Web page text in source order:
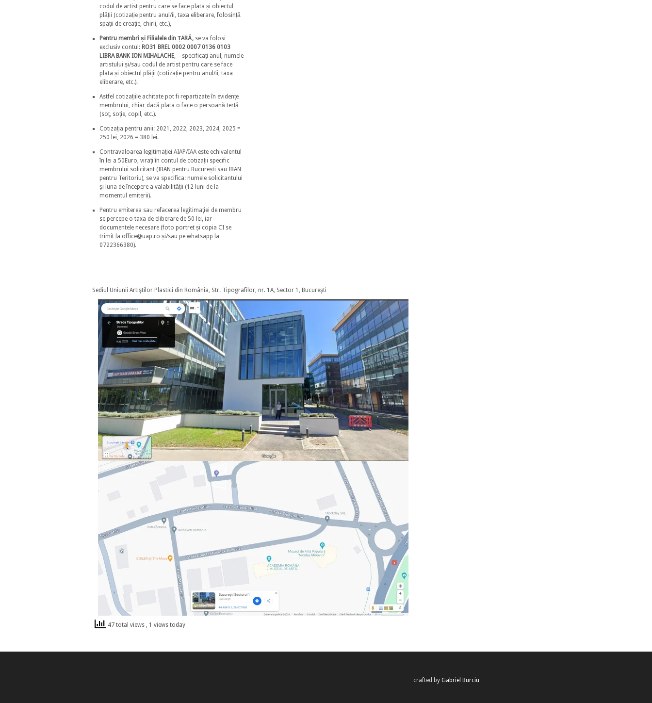
codul de artist pentru care se face plata și obiectul
plății (cotizație pentru anul/ii, taxa eliberare, folosință
spații de creație, chirii, etc.),
Pentru membri și Filialele din ȚARĂ, se va folosi
exclusiv contul: RO31 BREL 0002 0007 0136 0103
LIBRA BANK ION MIHALACHE, – specificați anul, numele
artistului și/sau codul de artist pentru care se face
plata și obiectul plății (cotizație pentru anul/ii, taxa
eliberare, etc.).
Astfel cotizațiile achitate pot fi repartizate în evidențe
membrului, chiar dacă plata o face o persoană terță
(soț, soție, copil, etc.).
Cotizația pentru anii: 2021, 2022, 2023, 2024, 2025 =
250 lei, 2026 = 380 lei.
Contravaloarea legitimației AIAP/IAA este echivalentul
în lei a 50Euro, virați în contul de cotizații specific
membrului solicitant (IBAN pentru București sau IBAN
pentru Teritoriu), se va specifica: numele solicitantului
și luna de începere a valabilității (12 luni de la
momentul emiterii).
Pentru emiterea sau refacerea legitimaţiei de membru
se percepe o taxa de eliberare de 50 lei, iar
documentele necesare (foto portret și copia CI se
trimit la office@uap.ro și/sau pe whatsapp la
0722366380).
Sediul Uniunii Artiştilor Plastici din România, Str. Tipografilor, nr. 1A, Sector 1, Bucureşti
47 total views , 1 views today
crafted by Gabriel Burciu